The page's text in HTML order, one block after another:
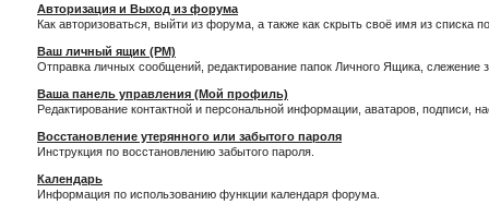
Авторизация и Выход из форума
Как авторизоваться, выйти из форума, а также как скрыть своё имя из списка
Ваш личный ящик (PM)
Отправка личных сообщений, редактирование папок Личного Ящика,
Ваша панель управления (Мой профиль)
Редактирование контактной и персональной информации, аватаров,
Восстановление утерянного или забытого пароля
Инструкция по восстановлению забытого пароля.
Календарь
Информация по использованию функции календаря форума.